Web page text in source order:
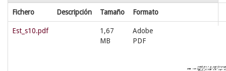
Fichero Descripción Tamaño Formato
Est_s10.pdf
1,67
MB
Adobe
PDF